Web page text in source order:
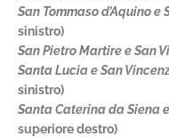
San Tommaso d’Aquino e
sinistro)
San Pietro Martire e San
Santa Lucia e San
sinistro)
Santa Caterina da Siena
superiore destro)